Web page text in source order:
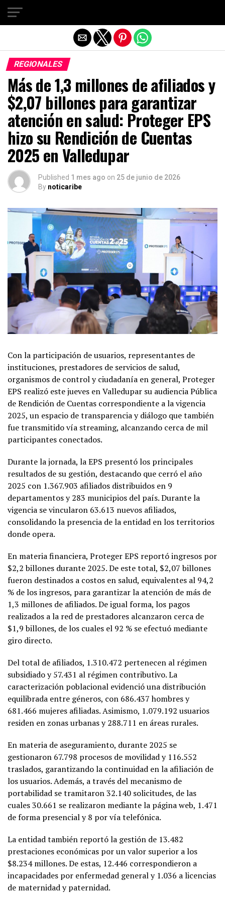
REGIONALES
Más de 1,3 millones de afiliados y
$2,07 billones para garantizar
atención en salud: Proteger EPS
hizo su Rendición de Cuentas
2025 en Valledupar
Published 1 mes ago on 25 de junio de 2026
By noticaribe
Con la participación de usuarios, representantes de
instituciones, prestadores de servicios de salud,
organismos de control y ciudadanía en general, Proteger
EPS realizó este jueves en Valledupar su audiencia Pública
de Rendición de Cuentas correspondiente a la vigencia
2025, un espacio de transparencia y diálogo que también
fue transmitido vía streaming, alcanzando cerca de mil
participantes conectados.
Durante la jornada, la EPS presentó los principales
resultados de su gestión, destacando que cerró el año
2025 con 1.367.903 afiliados distribuidos en 9
departamentos y 283 municipios del país. Durante la
vigencia se vincularon 63.613 nuevos afiliados,
consolidando la presencia de la entidad en los territorios
donde opera.
En materia financiera, Proteger EPS reportó ingresos por
$2,2 billones durante 2025. De este total, $2,07 billones
fueron destinados a costos en salud, equivalentes al 94,2
% de los ingresos, para garantizar la atención de más de
1,3 millones de afiliados. De igual forma, los pagos
realizados a la red de prestadores alcanzaron cerca de
$1,9 billones, de los cuales el 92 % se efectuó mediante
giro directo.
Del total de afiliados, 1.310.472 pertenecen al régimen
subsidiado y 57.431 al régimen contributivo. La
caracterización poblacional evidenció una distribución
equilibrada entre géneros, con 686.437 hombres y
681.466 mujeres afiliadas. Asimismo, 1.079.192 usuarios
residen en zonas urbanas y 288.711 en áreas rurales.
En materia de aseguramiento, durante 2025 se
gestionaron 67.798 procesos de movilidad y 116.552
traslados, garantizando la continuidad en la afiliación de
los usuarios. Además, a través del mecanismo de
portabilidad se tramitaron 32.140 solicitudes, de las
cuales 30.661 se realizaron mediante la página web, 1.471
de forma presencial y 8 por vía telefónica.
La entidad también reportó la gestión de 13.482
prestaciones económicas por un valor superior a los
$8.234 millones. De estas, 12.446 correspondieron a
incapacidades por enfermedad general y 1.036 a licencias
de maternidad y paternidad.